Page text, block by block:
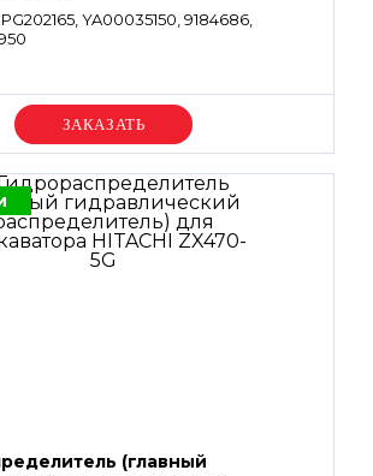
YA00035150, 9184686,
Уточняйте цену
(главный